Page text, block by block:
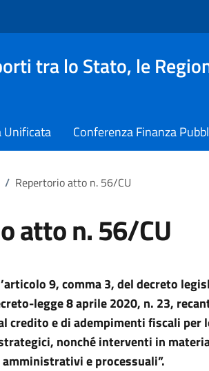
tra lo Stato, le
Unificata Conferenza Finanza
/ Repertorio atto n. 56/CU
atto n. 56/CU
9, comma 3, del decreto
legge 8 aprile 2020, n. 23,
credito e di adempimenti fiscali per
nonché interventi in
e processuali”.